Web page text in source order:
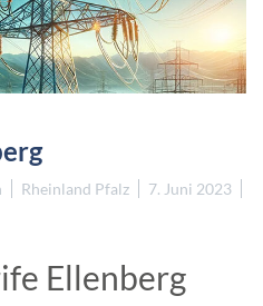
Rheinland Pfalz 7. Juni 2023
Ellenberg